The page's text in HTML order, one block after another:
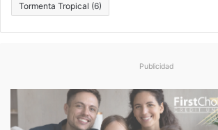
Tormenta Tropical (6)
Publicidad